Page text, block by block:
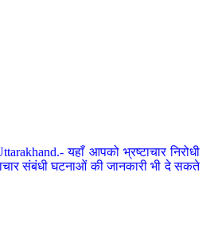
यहाँ आपको भ्रष्टाचार निरोधी
संबंधी घटनाओं की जानकारी भी दे सकते